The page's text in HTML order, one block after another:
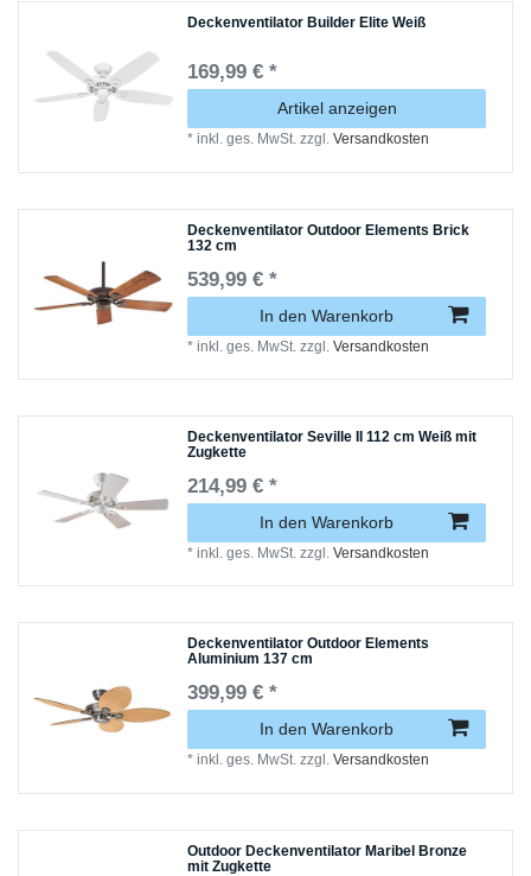
Deckenventilator Builder Elite Weiß
169,99 € *
Artikel anzeigen
*inkl. ges. MwSt. zzgl.Versandkosten
Deckenventilator Outdoor Elements Brick
132 cm
539,99 € *
In den Warenkorb
*inkl. ges. MwSt. zzgl.Versandkosten
Deckenventilator Seville II 112 cm Weiß mit
Zugkette
214,99 € *
In den Warenkorb
*inkl. ges. MwSt. zzgl.Versandkosten
Deckenventilator Outdoor Elements
Aluminium 137 cm
399,99 € *
In den Warenkorb
*inkl. ges. MwSt. zzgl.Versandkosten
Outdoor Deckenventilator Maribel Bronze
mit Zugkette